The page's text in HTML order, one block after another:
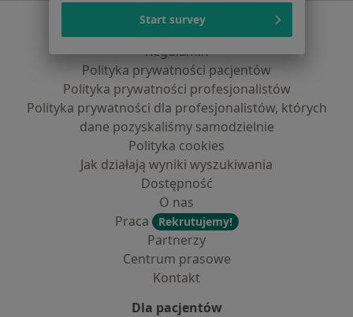
Serwis
Regulamin
Polityka prywatności pacjentów
Polityka prywatności profesjonalistów
Polityka prywatności dla profesjonalistów, których
dane pozyskaliśmy samodzielnie
Polityka cookies
Jak działają wyniki wyszukiwania
Dostępność
O nas
Praca
Rekrutujemy!
Partnerzy
Centrum prasowe
Kontakt
Dla pacjentów
Start survey